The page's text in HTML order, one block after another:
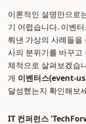
이론적인 설명만으로
기 어렵습니다. 이벤
뤄낸 가상의 사례들을
사의 분위기를 바꾸고
체적으로 살펴보겠습
게 이벤터스(event-
달성했는지 확인해보
IT 컨퍼런스